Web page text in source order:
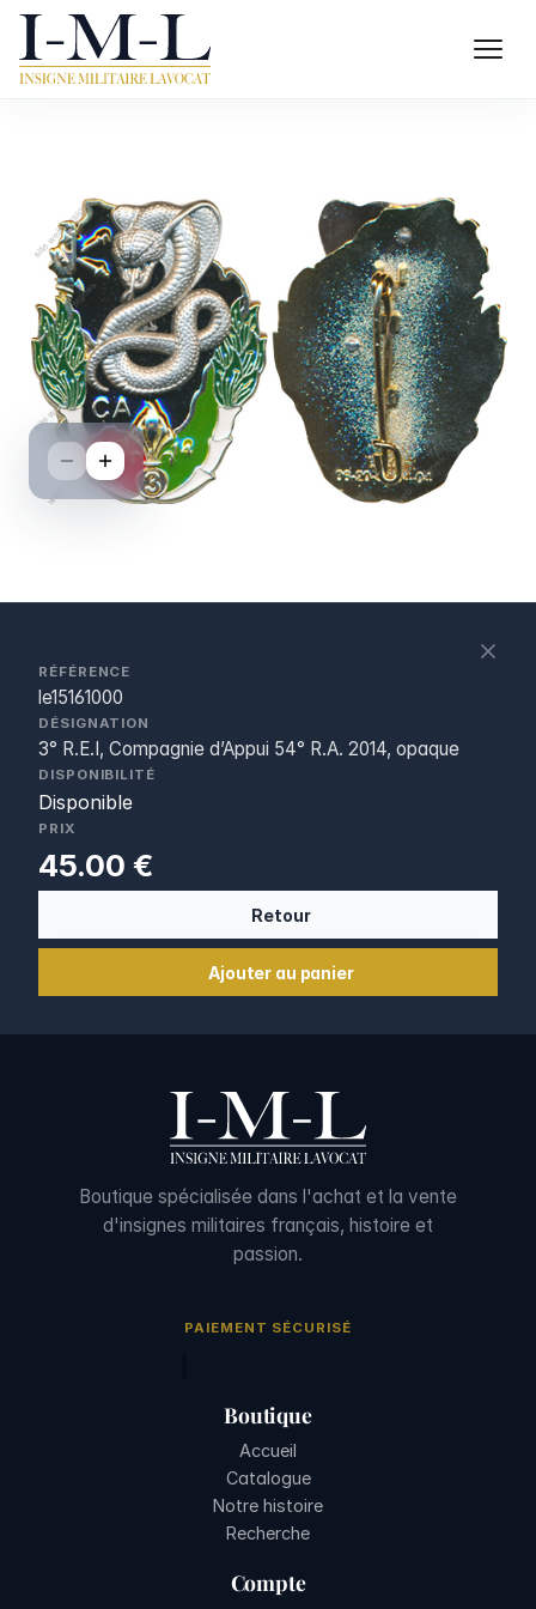
RÉFÉRENCE
le15161000
DÉSIGNATION
3° R.E.I, Compagnie d’Appui 54° R.A. 2014, opaque
DISPONIBILITÉ
Disponible
PRIX
45.00 €
Retour
Ajouter au panier
Boutique spécialisée dans l'achat et la vente
d'insignes militaires français, histoire et
passion.
PAIEMENT SÉCURISÉ
Boutique
Accueil
Catalogue
Notre histoire
Recherche
Compte